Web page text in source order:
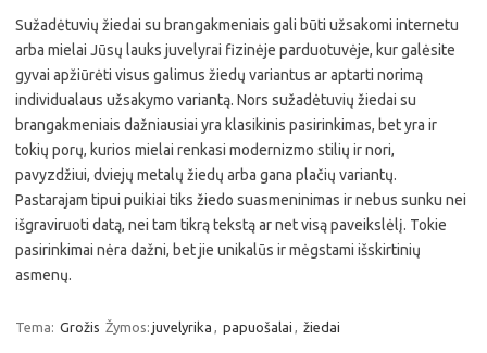
Sužadėtuvių žiedai su brangakmeniais gali būti užsakomi internetu
arba mielai Jūsų lauks juvelyrai fizinėje parduotuvėje, kur galėsite
gyvai apžiūrėti visus galimus žiedų variantus ar aptarti norimą
individualaus užsakymo variantą. Nors sužadėtuvių žiedai su
brangakmeniais dažniausiai yra klasikinis pasirinkimas, bet yra ir
tokių porų, kurios mielai renkasi modernizmo stilių ir nori,
pavyzdžiui, dviejų metalų žiedų arba gana plačių variantų.
Pastarajam tipui puikiai tiks žiedo suasmeninimas ir nebus sunku nei
išgraviruoti datą, nei tam tikrą tekstą ar net visą paveikslėlį. Tokie
pasirinkimai nėra dažni, bet jie unikalūs ir mėgstami išskirtinių
asmenų.
Tema: Grožis Žymos: juvelyrika , papuošalai , žiedai